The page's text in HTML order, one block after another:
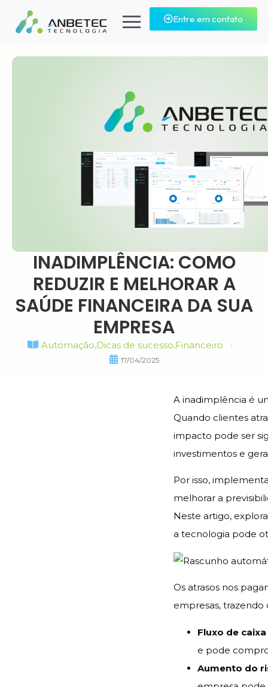
Entre em contato
INADIMPLÊNCIA: COMO
REDUZIR E MELHORAR A
SAÚDE FINANCEIRA DA SUA
EMPRESA
Automação,Dicas de sucesso,Financeiro
17/04/2025
A inadimplência é
Quando clientes
impacto pode ser
investimentos e
Por isso,
melhorar a
Neste artigo,
a tecnologia pode
Os atrasos nos
empresas,
Fluxo de
e pode
Aumento do